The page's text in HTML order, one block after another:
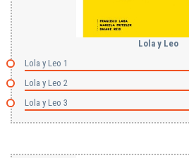
Lola y Leo
Lola y Leo 1
Lola y Leo 2
Lola y Leo 3